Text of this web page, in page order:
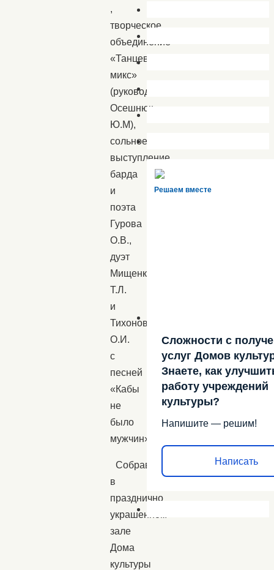
,
творческое
объединение
«Танцевальный
микс»
(руководитель
Осешнюк
Ю.М),
сольное
выступление
барда
и
поэта
Гурова
О.В.,
дуэт
Мищенко
Т.Л.
и
Тихонова
О.И.
с
песней
«Кабы
не
было
мужчин».
Собравшихся
в
празднично
украшенном
зале
Дома
культуры
Решаем вместе
Сложности с
услуг Домов
Знаете, как
работу учреждений
культуры?
Напишите — решим!
Написать